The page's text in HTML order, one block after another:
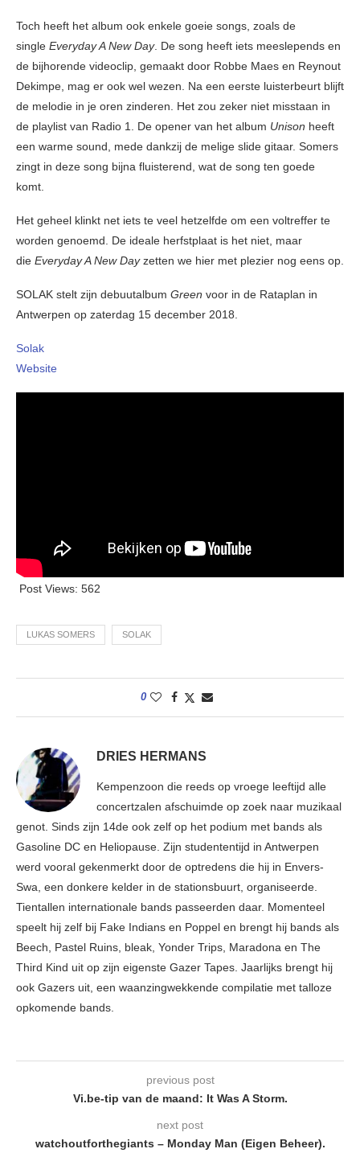
Toch heeft het album ook enkele goeie songs, zoals de
single Everyday A New Day. De song heeft iets meeslepends en
de bijhorende videoclip, gemaakt door Robbe Maes en Reynout
Dekimpe, mag er ook wel wezen. Na een eerste luisterbeurt blijft
de melodie in je oren zinderen. Het zou zeker niet misstaan in
de playlist van Radio 1. De opener van het album Unison heeft
een warme sound, mede dankzij de melige slide gitaar. Somers
zingt in deze song bijna fluisterend, wat de song ten goede
komt.
Het geheel klinkt net iets te veel hetzelfde om een voltreffer te
worden genoemd. De ideale herfstplaat is het niet, maar
die Everyday A New Dayzetten we hier met plezier nog eens op.
SOLAK stelt zijn debuutalbum Green voor in de Rataplan in
Antwerpen op zaterdag 15 december 2018.
Solak
Website
Post Views: 562
LUKAS SOMERS SOLAK
0
DRIES HERMANS
Kempenzoon die reeds op vroege leeftijd alle
concertzalen afschuimde op zoek naar muzikaal
genot. Sinds zijn 14de ook zelf op het podium met bands als
Gasoline DC en Heliopause. Zijn studententijd in Antwerpen
werd vooral gekenmerkt door de optredens die hij in Envers-
Swa, een donkere kelder in de stationsbuurt, organiseerde.
Tientallen internationale bands passeerden daar. Momenteel
speelt hij zelf bij Fake Indians en Poppel en brengt hij bands als
Beech, Pastel Ruins, bleak, Yonder Trips, Maradona en The
Third Kind uit op zijn eigenste Gazer Tapes. Jaarlijks brengt hij
ook Gazers uit, een waanzingwekkende compilatie met talloze
opkomende bands.
previous post
Vi.be-tip van de maand: It Was A Storm .
next post
watchoutforthegiants – Monday Man (Eigen Beheer).